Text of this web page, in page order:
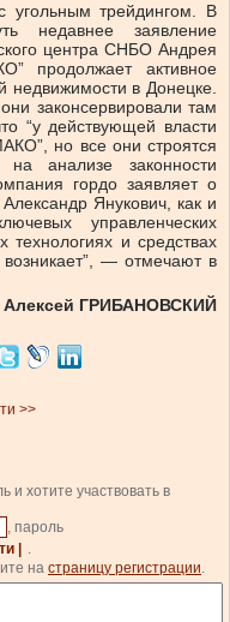
угольным трейдингом. В
недавнее заявление
центра СНБО Андрея
продолжает ак­­тивное
недвижимости в До­нецке.
законсервировали там
“у действующей власти
но все они строятся
анализе законности
гордо заявляет о
Янукович, как и
управленческих
и средствах
— отмечают в
Алексей ГРИБАНОВСКИЙ
>>
и хотите участвовать в
, пароль
|
.
на страницу регистрации.